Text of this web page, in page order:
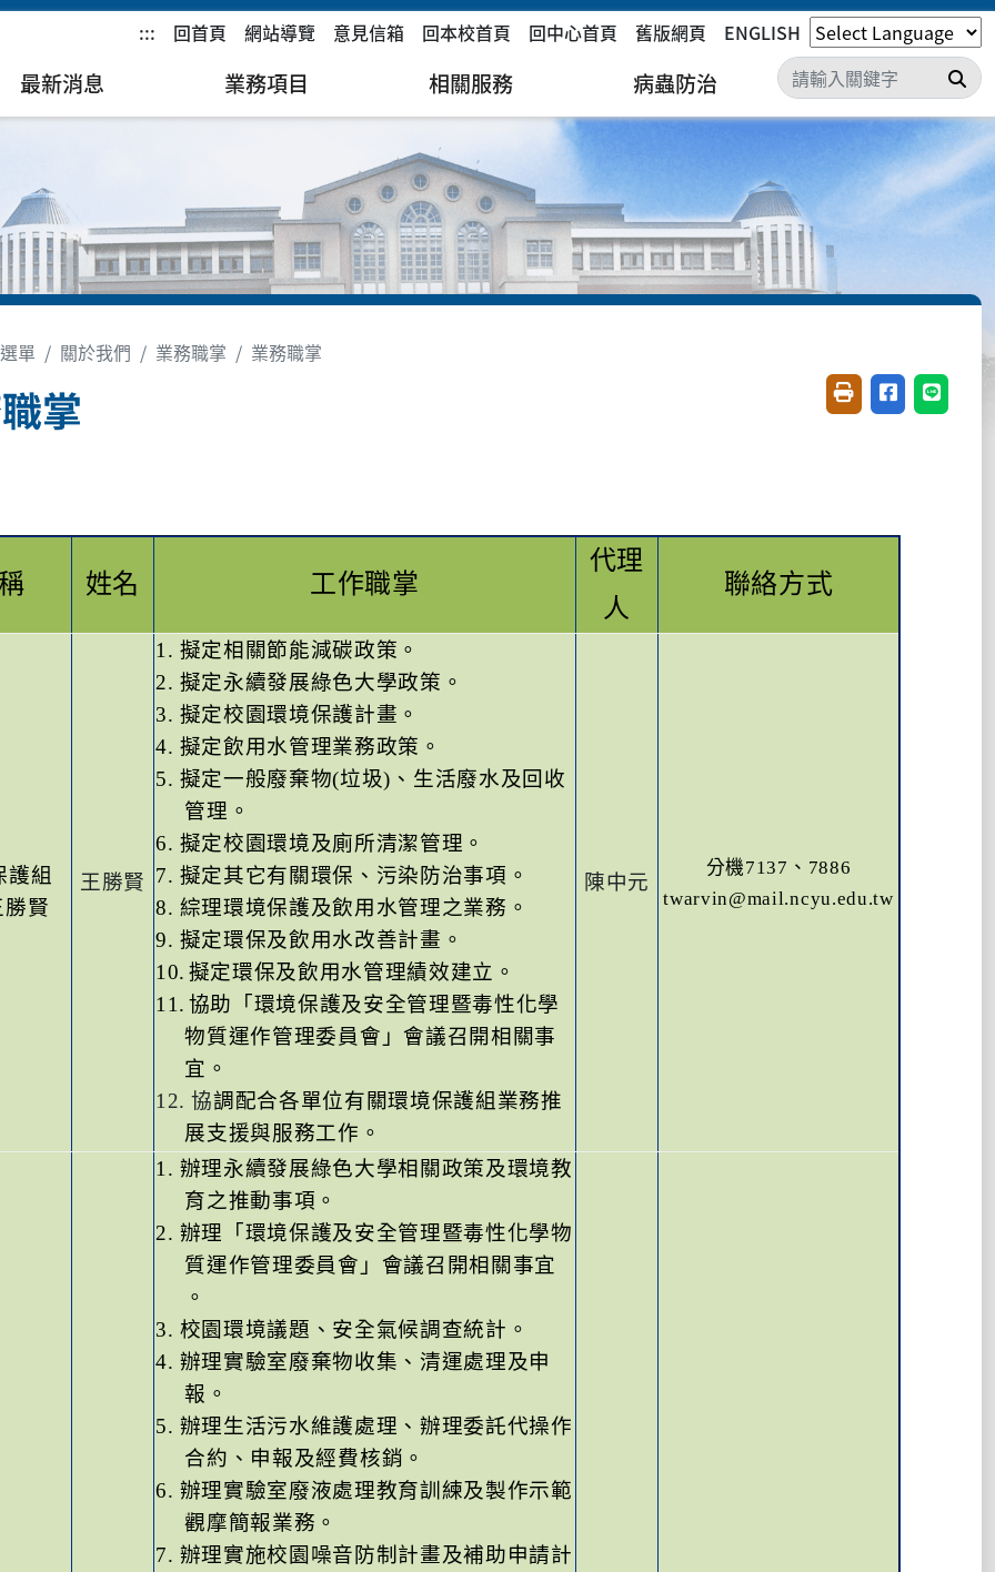
::: 回首頁 網站導覽 意見信箱 回本校首頁 回中心首頁 舊版網頁 ENGLISH
最新消息 業務項目 相關服務 病蟲防治 搜
單 關於我們 業務職掌 業務職掌
掌 友善列印(開新視窗)
分享至臉書(
分享至
姓名 工作職掌
代理
人
聯絡方式
護組
勝賢
王勝賢
1. 擬定相關節能減碳政策。
2. 擬定永續發展綠色大學政策。
3. 擬定校園環境保護計畫。
4. 擬定飲用水管理業務政策。
5. 擬定一般廢棄物(垃圾) 、生活廢水及回收
管理。
6. 擬定校園環境及廁所清潔管理。
7. 擬定其它有關環保、污染防治事項。
8. 綜理環境保護及飲用水管理之業務。
9. 擬定環保及飲用水改善計畫。
10. 擬定環保及飲用水管理績效建立。
11. 協助「環境保護及安全管理暨毒性化學
物質運作管理委員會」會議召開相關事
宜。
12. 協調配合各單位有關環境保護組業務推
展支援與服務工作。
陳中元
分機7137 、 7886
twarvin@mail.ncyu.edu.tw
1. 辦理永續發展綠色大學相關政策及環境教
育之推動事項。
2. 辦理「環境保護及安全管理暨毒性化學物
質運作管理委員會」會議召開相關事宜
。
3. 校園環境議題、安全氣候調查統計。
4. 辦理實驗室廢棄物收集、清運處理及申
報。
5. 辦理生活污水維護處理、辦理委託代操作
合約、申報及經費核銷。
6. 辦理實驗室廢液處理教育訓練及製作示範
觀摩簡報業務。
7. 辦理實施校園噪音防制計畫及補助申請計